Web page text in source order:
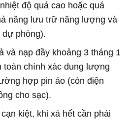
độ quá cao hoặc quá
năng lưu trữ năng lượng và
dự phòng).
và nạp đầy khoảng 3 tháng 1
toán chính xác dung lượng
hợp pin ảo (còn điện
cho sạc).
kiệt, khi xả hết cần phải